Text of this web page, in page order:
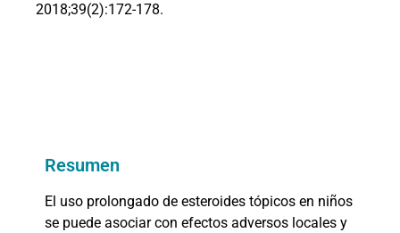
2018;39(2):172-178.
Resumen
El uso prolongado de esteroides tópicos en niños
se puede asociar con efectos adversos locales y